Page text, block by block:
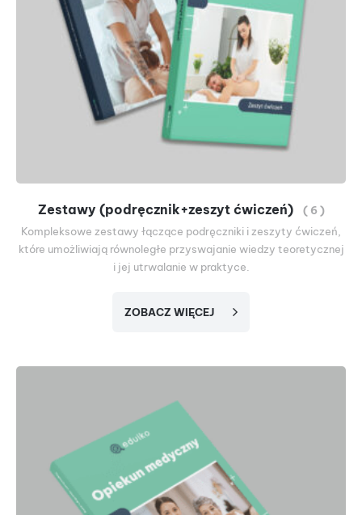
Zestawy (podręcznik+zeszyt ćwiczeń)
( 6 )
Kompleksowe zestawy łączące podręczniki i zeszyty ćwiczeń,
które umożliwiają równoległe przyswajanie wiedzy teoretycznej
i jej utrwalanie w praktyce.
ZOBACZ WIĘCEJ